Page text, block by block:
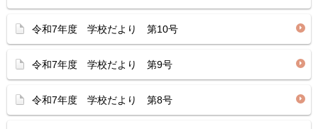
令和7年度 学校だより 第10号
令和7年度 学校だより 第9号
令和7年度 学校だより 第8号